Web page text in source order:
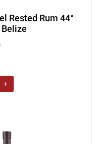
Rested Rum 44°